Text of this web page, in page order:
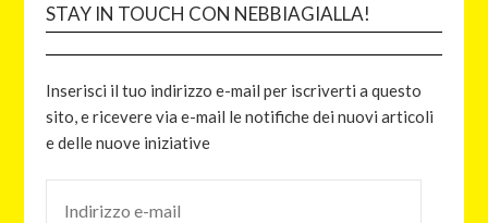
STAY IN TOUCH CON NEBBIAGIALLA!
Inserisci il tuo indirizzo e-mail per iscriverti a questo
sito, e ricevere via e-mail le notifiche dei nuovi articoli
e delle nuove iniziative